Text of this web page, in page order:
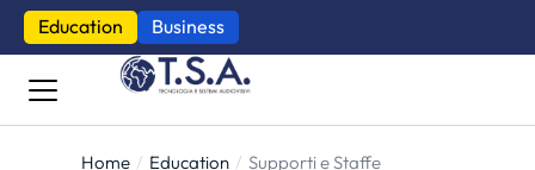
Education Business
Home Education Supporti e Staffe